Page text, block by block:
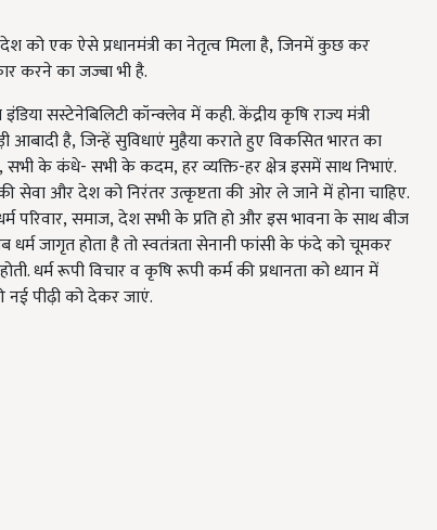
को एक ऐसे प्रधानमंत्री का नेतृत्व मिला है, जिनमें कुछ कर
करने का जज्बा भी है.
इंडिया सस्टेनेबिलिटी कॉन्क्लेव में कही. केंद्रीय कृषि राज्य मंत्री
है, जिन्हें सुविधाएं मुहैया कराते हुए विकसित भारत का
के कंधे- सभी के कदम, हर व्यक्ति-हर क्षेत्र इसमें साथ निभाएं.
सेवा और देश को निरंतर उत्कृष्टता की ओर ले जाने में होना चाहिए.
परिवार, समाज, देश सभी के प्रति हो और इस भावना के साथ बीज
जागृत होता है तो स्वतंत्रता सेनानी फांसी के फंदे को चूमकर
धर्म रूपी विचार व कृषि रूपी कर्म की प्रधानता को ध्यान में
पीढ़ी को देकर जाएं.